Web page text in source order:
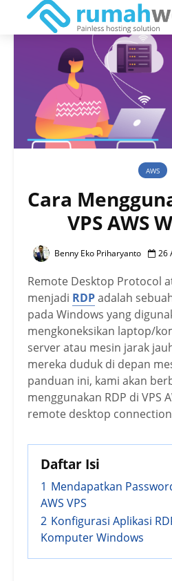
AWS
Cara
VPS AWS
Benny Eko Priharyanto 26
Remote Desktop Protocol
menjadi RDPadalah
pada Windows yang
mengkoneksikan laptop/
server atau mesin jarak
mereka duduk di depan
panduan ini, kami akan
menggunakan RDP di VPS
remote desktop
Daftar Isi
1 Mendapatkan
AWS VPS
2 Konfigurasi Aplikasi
Komputer Windows